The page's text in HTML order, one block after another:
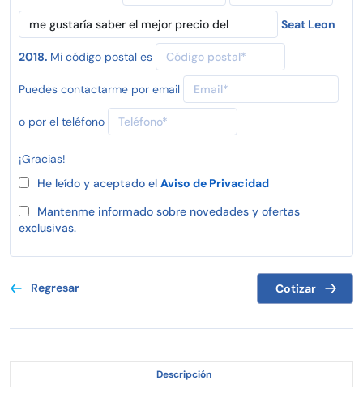
Seat Leon
2018. Mi código postal es
Puedes contactarme por email
o por el teléfono
¡Gracias!
He leído y aceptado el Aviso de Privacidad
Mantenme informado sobre novedades y ofertas
exclusivas.
Regresar Cotizar
Descripción